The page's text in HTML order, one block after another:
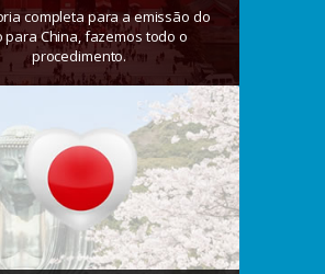
completa para a emissão do
para China, fazemos todo o
procedimento.